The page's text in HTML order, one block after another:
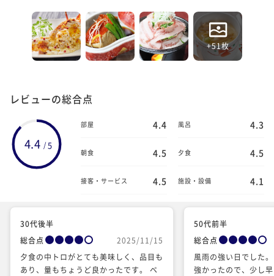
+51枚
レビューの総合点
4.4 / 5
部屋 4.4 風呂 4.3
朝食 4.5 夕食 4.5
接客・サービス 4.5 施設・設備 4.1
30代後半
総合点
2025/11/15
夕食の中トロがとても美味しく、品目も
あり、量もちょうど良かったです。 ベ
50代前半
総合点
風雨の強い日でした
強かったので、少し